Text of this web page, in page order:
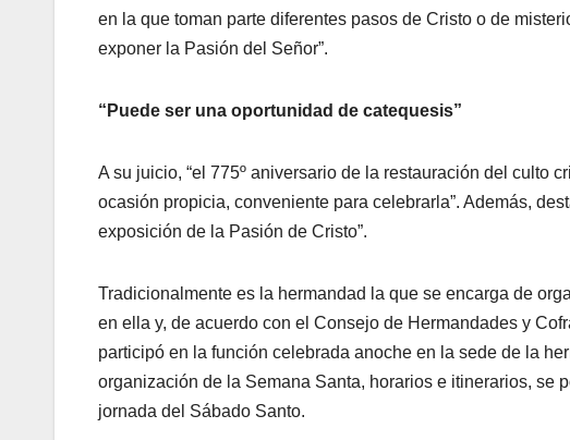
en la que toman parte diferentes pasos de Cristo o de
exponer la Pasión del Señor”.
“Puede ser una oportunidad de catequesis”
A su juicio, “el 775º aniversario de la restauración del culto
ocasión propicia, conveniente para celebrarla”. Además,
exposición de la Pasión de Cristo”.
Tradicionalmente es la hermandad la que se encarga de
en ella y, de acuerdo con el Consejo de Hermandades y
participó en la función celebrada anoche en la sede de la
organización de la Semana Santa, horarios e itinerarios, se
jornada del Sábado Santo.